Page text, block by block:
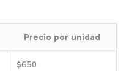
Precio por unidad
$650